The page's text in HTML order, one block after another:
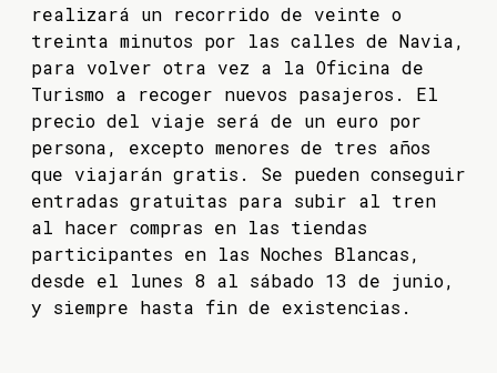
realizará un recorrido de veinte o
treinta minutos por las calles de Navia,
para volver otra vez a la Oficina de
Turismo a recoger nuevos pasajeros. El
precio del viaje será de un euro por
persona, excepto menores de tres años
que viajarán gratis. Se pueden conseguir
entradas gratuitas para subir al tren
al hacer compras en las tiendas
participantes en las Noches Blancas,
desde el lunes 8 al sábado 13 de junio,
y siempre hasta fin de existencias.